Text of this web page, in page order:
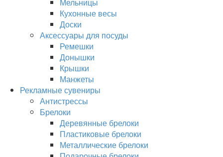
Кухонные весы
Доски
Аксессуары для посуды
Ремешки
Донышки
Крышки
Манжеты
Рекламные сувениры
Антистрессы
Брелоки
Деревянные брелоки
Пластиковые брелоки
Металлические брелоки